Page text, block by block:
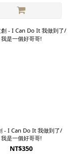
- I Can Do It 我做到了/
我是一個好哥哥!
NT$350